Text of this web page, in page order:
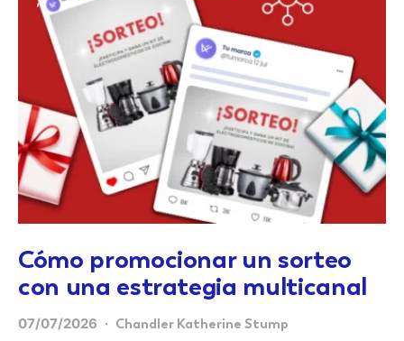
Cómo promocionar un sorteo
con una estrategia multicanal
07/07/2026 Chandler Katherine Stump